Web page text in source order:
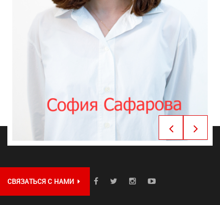
СВЯЗАТЬСЯ С НАМИ